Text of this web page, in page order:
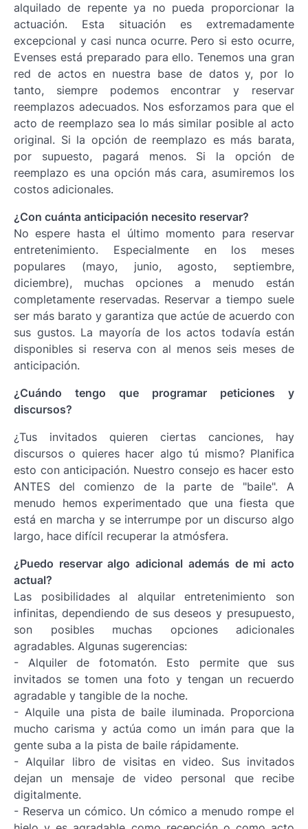
alquilado de repente ya no pueda proporcionar la
actuación. Esta situación es extremadamente
excepcional y casi nunca ocurre. Pero si esto ocurre,
Evenses está preparado para ello. Tenemos una gran
red de actos en nuestra base de datos y, por lo
tanto, siempre podemos encontrar y reservar
reemplazos adecuados. Nos esforzamos para que el
acto de reemplazo sea lo más similar posible al acto
original. Si la opción de reemplazo es más barata,
por supuesto, pagará menos. Si la opción de
reemplazo es una opción más cara, asumiremos los
costos adicionales.
¿Con cuánta anticipación necesito reservar?
No espere hasta el último momento para reservar
entretenimiento. Especialmente en los meses
populares (mayo, junio, agosto, septiembre,
diciembre), muchas opciones a menudo están
completamente reservadas. Reservar a tiempo suele
ser más barato y garantiza que actúe de acuerdo con
sus gustos. La mayoría de los actos todavía están
disponibles si reserva con al menos seis meses de
anticipación.
¿Cuándo tengo que programar peticiones y
discursos?
¿Tus invitados quieren ciertas canciones, hay
discursos o quieres hacer algo tú mismo? Planifica
esto con anticipación. Nuestro consejo es hacer esto
ANTES del comienzo de la parte de "baile". A
menudo hemos experimentado que una fiesta que
está en marcha y se interrumpe por un discurso algo
largo, hace difícil recuperar la atmósfera.
¿Puedo reservar algo adicional además de mi acto
actual?
Las posibilidades al alquilar entretenimiento son
infinitas, dependiendo de sus deseos y presupuesto,
son posibles muchas opciones adicionales
agradables. Algunas sugerencias:
- Alquiler de fotomatón. Esto permite que sus
invitados se tomen una foto y tengan un recuerdo
agradable y tangible de la noche.
- Alquile una pista de baile iluminada. Proporciona
mucho carisma y actúa como un imán para que la
gente suba a la pista de baile rápidamente.
- Alquilar libro de visitas en video. Sus invitados
dejan un mensaje de video personal que recibe
digitalmente.
- Reserva un cómico. Un cómico a menudo rompe el